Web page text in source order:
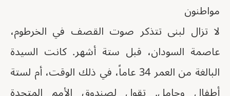
مواطنون
لا تزال لبنى تتذكر صوت القصف في الخرطوم،
عاصمة السودان، قبل ستة أشهر. كانت السيدة
البالغة من العمر 34 عاماً، في ذلك الوقت، أم لستة